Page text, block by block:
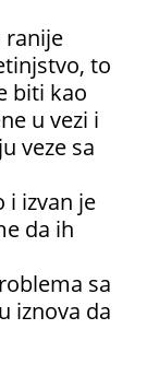
ranije
to
biti kao
u vezi i
veze sa
i izvan je
da ih
sa
iznova da